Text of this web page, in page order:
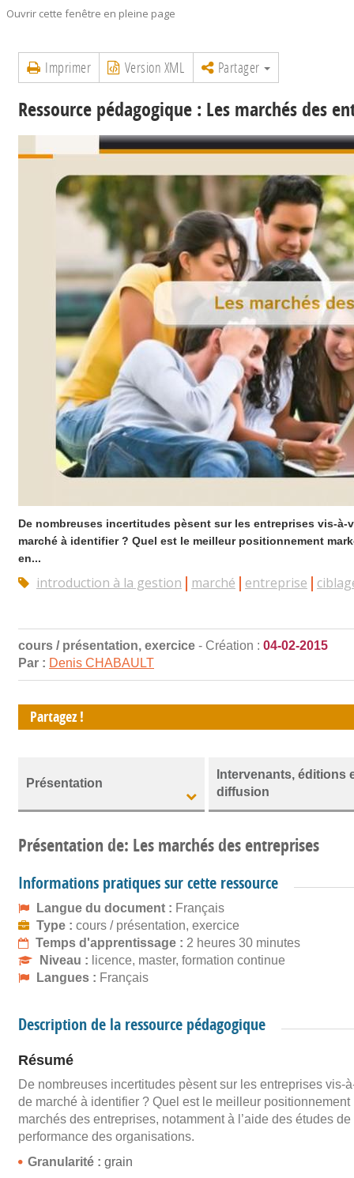
Ouvrir cette fenêtre en pleine page
Imprimer Version XML Partager
Ressource pédagogique : Les marchés des
De nombreuses incertitudes pèsent sur les entreprises vis-
marché à identifier ? Quel est le meilleur positionnement
en...
introduction à la gestion marché entreprise
cours / présentation, exercice - Création : 04-02-2015
Par : Denis CHABAULT
Partagez !
Présentation
Intervenants, éditions
diffusion
Présentation de: Les marchés des entreprises
Informations pratiques sur cette ressource
Langue du document : Français
Type : cours / présentation, exercice
Temps d'apprentissage : 2 heures 30 minutes
Niveau : licence, master, formation continue
Langues : Français
Description de la ressource pédagogique
Résumé
De nombreuses incertitudes pèsent sur les entreprises
de marché à identifier ? Quel est le meilleur
marchés des entreprises, notamment à l’aide des études
performance des organisations.
Granularité : grain